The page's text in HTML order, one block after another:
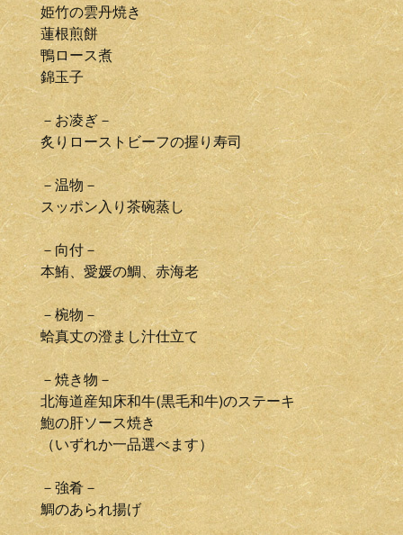
姫竹の雲丹焼き
蓮根煎餅
鴨ロース煮
錦玉子
－お凌ぎ－
炙りローストビーフの握り寿司
－温物－
スッポン入り茶碗蒸し
－向付－
本鮪、愛媛の鯛、赤海老
－椀物－
蛤真丈の澄まし汁仕立て
－焼き物－
北海道産知床和牛(黒毛和牛)のステーキ
鮑の肝ソース焼き
（いずれか一品選べます）
－強肴－
鯛のあられ揚げ